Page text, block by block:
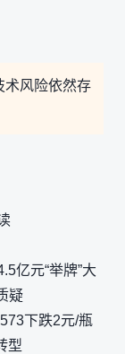
术风险依然存
亿元“举牌”大
疑
下跌2元/瓶
型